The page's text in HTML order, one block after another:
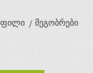
მეგობრები